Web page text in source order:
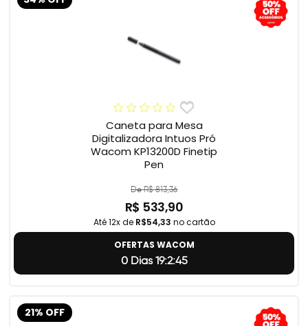
Caneta para Mesa
Digitalizadora Intuos Pró
Wacom KP13200D Finetip
Pen
De R$ 813,36
R$ 533,90
Até 12x de R$54,33 no cartão
OFERTAS WACOM
0 Dias 19:2:44
21% OFF